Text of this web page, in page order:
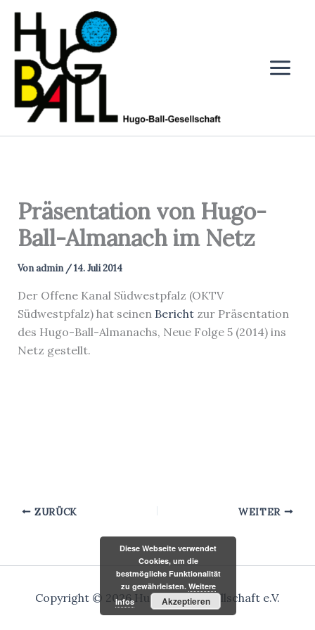
Zum
Inhalt
Präsentation von Hugo-
Ball-Almanach im Netz
Vonadmin /14. Juli 2014
Der Offene Kanal Südwestpfalz (OKTV
Südwestpfalz) hat seinen Berichtzur Präsentation
des Hugo-Ball-Almanachs, Neue Folge 5 (2014) ins
Netz gestellt.
ZURÜCK WEITER
Copyright © 2026 Hugo-Ball-Gesellschaft e.V.
Diese Webseite verwendet
Cookies, um die
bestmögliche Funktionalität
zu gewährleisten. Weitere
Infos
Akzeptieren